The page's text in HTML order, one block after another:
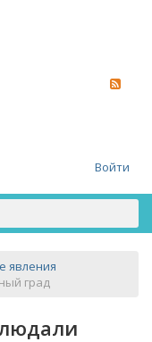
Войти
явления
град